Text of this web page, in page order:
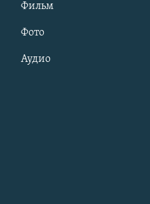
Фильм
Фото
Аудио